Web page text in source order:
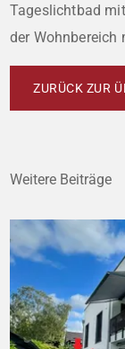
Tageslichtbad
der Wohnbereich
ZURÜCK ZUR
Weitere Beiträge